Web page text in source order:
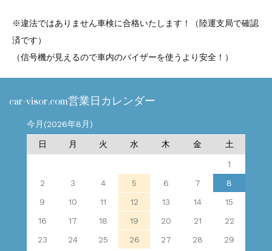
※違法ではありません車検に合格いたします！（陸運支局で確認
済です）
（信号機が見えるので車内のバイザーを使うより安全！）
car-visor.com営業日カレンダー
今月(2026年8月)
日 月 火 水 木 金 土
1
2
3 4 5 6 7
8
9
10 11 12 13 14
15
16
17 18 19 20 21
22
23
24 25 26 27 28
29